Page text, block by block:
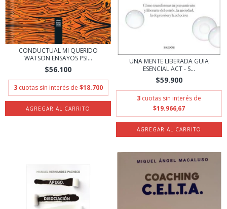
CONDUCTUAL MI QUERIDO
WATSON ENSAYOS PSI...
$56.100
3 cuotas sin interés de $18.700
UNA MENTE LIBERADA GUIA
ESENCIAL ACT - S...
$59.900
3 cuotas sin interés de
$19.966,67